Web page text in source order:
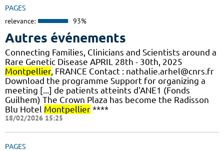
PAGES
relevance: 93%
Autres événements
Connecting Families, Clinicians and Scientists around a
Rare Genetic Disease APRIL 28th - 30th, 2025
Montpellier, FRANCE Contact : nathalie.arhel@cnrs.fr
Download the programme Support for organizing a
meeting [...] de patients atteints d'ANE1 (Fonds
Guilhem) The Crown Plaza has become the Radisson
Blu Hotel Montpellier ****
18/02/2026 15:25
PAGES